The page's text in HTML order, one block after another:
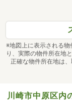
※地図上に表示される
り、実際の物件所在地
正確な物件所在地は、
川崎市中原区内